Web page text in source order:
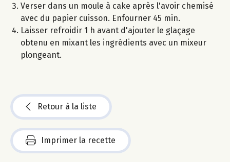
Verser dans un moule à cake après l'avoir chemisé
avec du papier cuisson. Enfourner 45 min.
Laisser refroidir 1 h avant d'ajouter le glaçage
obtenu en mixant les ingrédients avec un mixeur
plongeant.
Retour à la liste
Imprimer la recette